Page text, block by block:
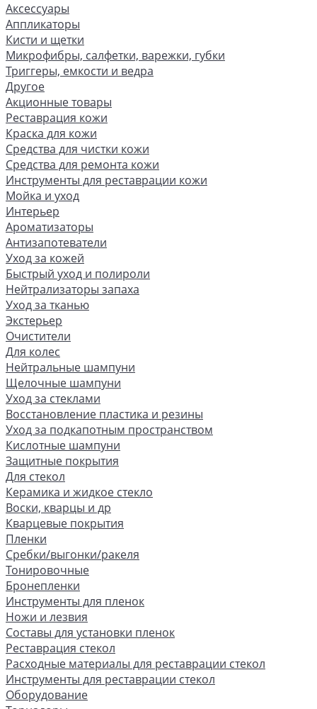
Аксессуары
Аппликаторы
Кисти и щетки
Микрофибры, салфетки, варежки, губки
Триггеры, емкости и ведра
Другое
Акционные товары
Реставрация кожи
Краска для кожи
Средства для чистки кожи
Средства для ремонта кожи
Инструменты для реставрации кожи
Мойка и уход
Интерьер
Ароматизаторы
Антизапотеватели
Уход за кожей
Быстрый уход и полироли
Нейтрализаторы запаха
Уход за тканью
Экстерьер
Очистители
Для колес
Нейтральные шампуни
Щелочные шампуни
Уход за стеклами
Восстановление пластика и резины
Уход за подкапотным пространством
Кислотные шампуни
Защитные покрытия
Для стекол
Керамика и жидкое стекло
Воски, кварцы и др
Кварцевые покрытия
Пленки
Сребки/выгонки/ракеля
Тонировочные
Бронепленки
Инструменты для пленок
Ножи и лезвия
Составы для установки пленок
Реставрация стекол
Расходные материалы для реставрации стекол
Инструменты для реставрации стекол
Оборудование